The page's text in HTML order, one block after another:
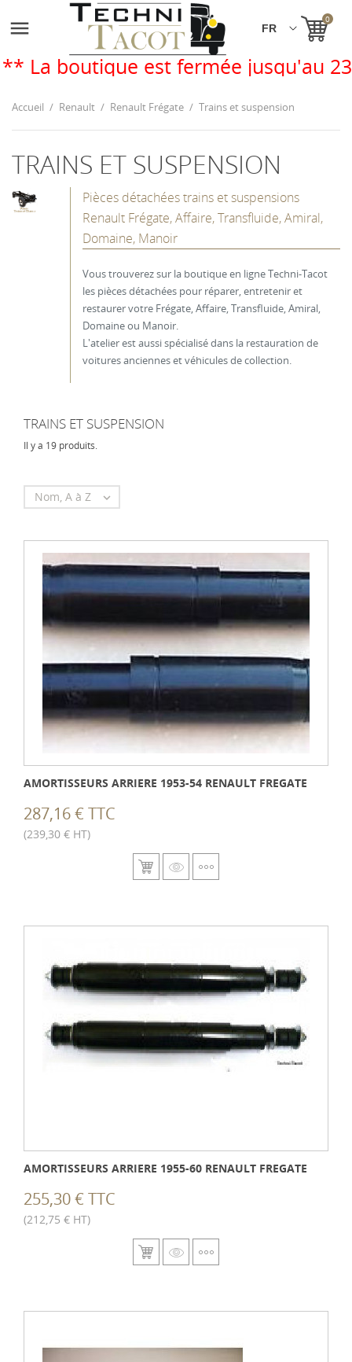
 0
est fermée jusqu'au 23 août.
Accueil Renault Renault Frégate Trains et suspension
TRAINS ET SUSPENSION
Pièces détachées trains et suspensions
Renault Frégate, Affaire, Transfluide, Amiral,
Domaine, Manoir
Vous trouverez sur la boutique en ligne Techni-Tacot
les pièces détachées pour réparer, entretenir et
restaurer votre Frégate, Affaire, Transfluide, Amiral,
Domaine ou Manoir.
L'atelier est aussi spécialisé dans la restauration de
voitures anciennes et véhicules de collection.
TRAINS ET SUSPENSION
Il y a 19 produits.
Nom, A à Z 
AMORTISSEURS ARRIERE 1953-54 RENAULT FREGATE
287,16 € TTC
(239,30 € HT)
AMORTISSEURS ARRIERE 1955-60 RENAULT FREGATE
255,30 € TTC
(212,75 € HT)